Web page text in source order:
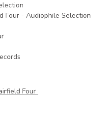
Four - Audiophile Selection
Four